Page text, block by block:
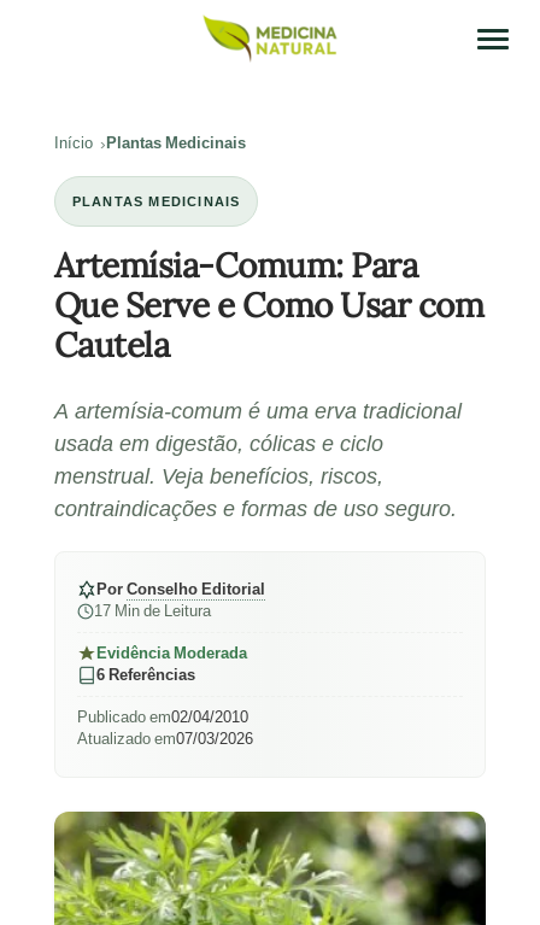
Início Plantas Medicinais
PLANTAS MEDICINAIS
Artemísia-Comum: Para
Que Serve e Como Usar com
Cautela
A artemísia-comum é uma erva tradicional
usada em digestão, cólicas e ciclo
menstrual. Veja benefícios, riscos,
contraindicações e formas de uso seguro.
PorConselho Editorial
17 Min de Leitura
Evidência Moderada
6 Referências
Publicado em02/04/2010
Atualizado em07/03/2026